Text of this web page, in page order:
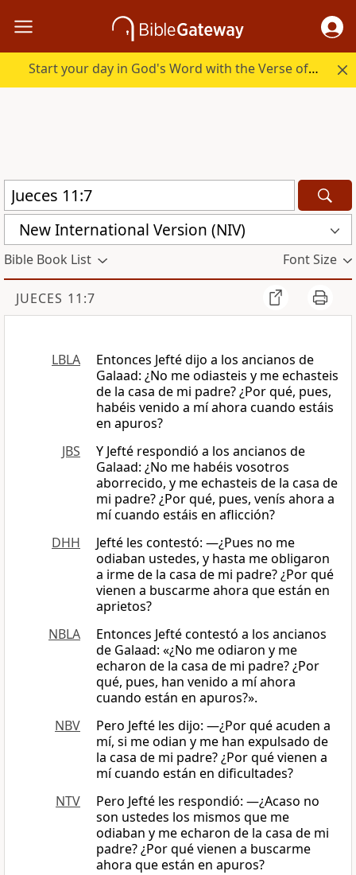
Start your day in God's Word with the Verse of the Day.
New International Version (NIV)
Bible Book List Font Size
JUECES 11:7
LBLA
Entonces Jefté dijo a los ancianos de
Galaad: ¿No me odiasteis y me echasteis
de la casa de mi padre? ¿Por qué, pues,
habéis venido a mí ahora cuando estáis
en apuros?
JBS
Y Jefté respondió a los ancianos de
Galaad: ¿No me habéis vosotros
aborrecido, y me echasteis de la casa de
mi padre? ¿Por qué, pues, venís ahora a
mí cuando estáis en aflicción?
DHH
Jefté les contestó: —¿Pues no me
odiaban ustedes, y hasta me obligaron
a irme de la casa de mi padre? ¿Por qué
vienen a buscarme ahora que están en
aprietos?
NBLA
Entonces Jefté contestó a los ancianos
de Galaad: «¿No me odiaron y me
echaron de la casa de mi padre? ¿Por
qué, pues, han venido a mí ahora
cuando están en apuros?».
NBV
Pero Jefté les dijo: ―¿Por qué acuden a
mí, si me odian y me han expulsado de
la casa de mi padre? ¿Por qué vienen a
mí cuando están en dificultades?
NTV
Pero Jefté les respondió: —¿Acaso no
son ustedes los mismos que me
odiaban y me echaron de la casa de mi
padre? ¿Por qué vienen a buscarme
ahora que están en apuros?